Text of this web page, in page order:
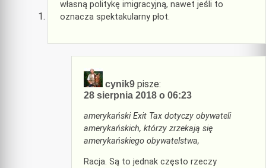
własną politykę imigracyjną, nawet jeśli to
oznacza spektakularny płot.
cynik9 pisze:
28 sierpnia 2018 o 06:23
amerykański Exit Tax dotyczy obywateli
amerykańskich, którzy zrzekają się
amerykańskiego obywatelstwa,
Racja. Są to jednak często rzeczy